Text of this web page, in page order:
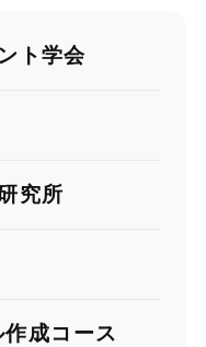
ト学会
究所
成コース